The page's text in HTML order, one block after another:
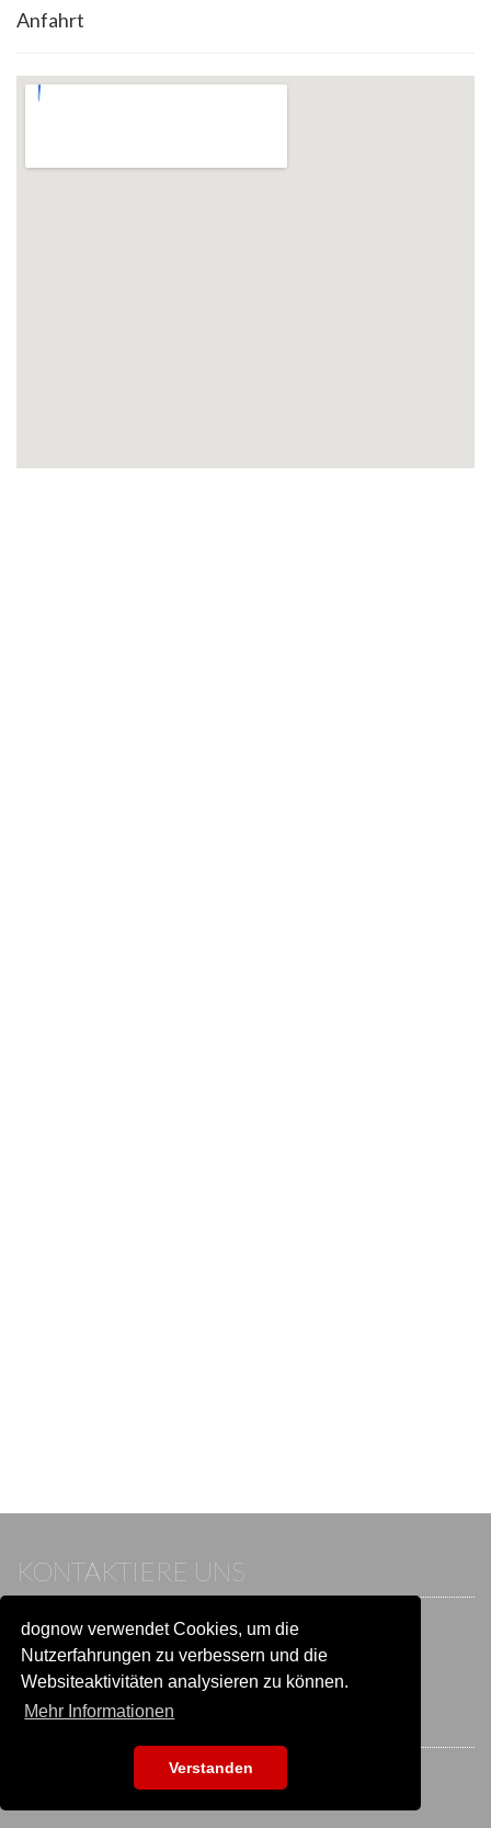
dognow verwendet Cookies, um die
Nutzerfahrungen zu verbessern und die
Websiteaktivitäten analysieren zu können.
Mehr Informationen
Verstanden
Anfahrt
KONTAKTIERE UNS
Wenn du bereits einen Account hast, melde dich bitte an.
Sonst besuche unser Hilfe- und Kontaktcenter:
Zu
Hilfe und Kontaktwechseln
BLEIB IN VERBINDUNG